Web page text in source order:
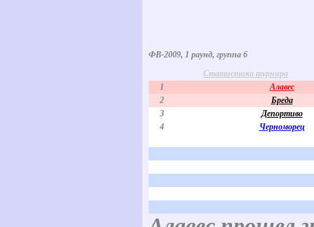
ФВ-2009, 1 раунд, группа 6
Статистика турнира
1
Алавес
2
Бреда
3
Депортиво
4
Черноморец